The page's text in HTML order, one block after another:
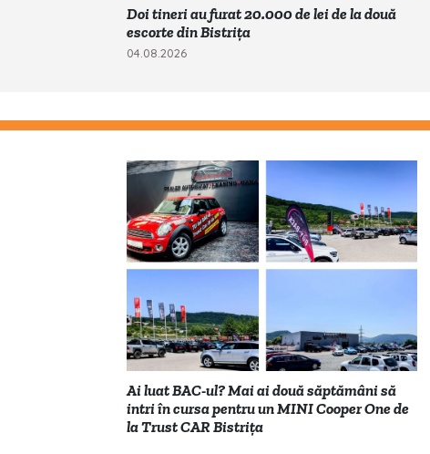
Doi tineri au furat 20.000 de lei de la două
escorte din Bistrița
04.08.2026
Ai luat BAC-ul? Mai ai două săptămâni să
intri în cursa pentru un MINI Cooper One de
la Trust CAR Bistrița